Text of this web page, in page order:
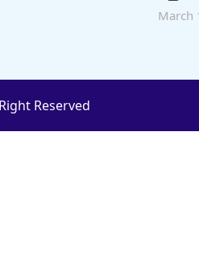
March
Reserved